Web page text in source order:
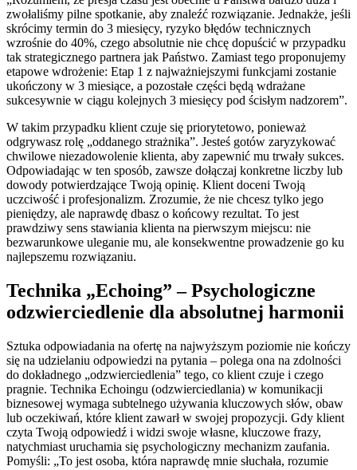
zwołaliśmy pilne spotkanie, aby znaleźć rozwiązanie. Jednakże, jeśli
skrócimy termin do 3 miesięcy, ryzyko błędów technicznych
wzrośnie do 40%, czego absolutnie nie chcę dopuścić w przypadku
tak strategicznego partnera jak Państwo. Zamiast tego proponujemy
etapowe wdrożenie: Etap 1 z najważniejszymi funkcjami zostanie
ukończony w 3 miesiące, a pozostałe części będą wdrażane
sukcesywnie w ciągu kolejnych 3 miesięcy pod ścisłym nadzorem”.
W takim przypadku klient czuje się priorytetowo, ponieważ
odgrywasz rolę „oddanego strażnika”. Jesteś gotów zaryzykować
chwilowe niezadowolenie klienta, aby zapewnić mu trwały sukces.
Odpowiadając w ten sposób, zawsze dołączaj konkretne liczby lub
dowody potwierdzające Twoją opinię. Klient doceni Twoją
uczciwość i profesjonalizm. Zrozumie, że nie chcesz tylko jego
pieniędzy, ale naprawdę dbasz o końcowy rezultat. To jest
prawdziwy sens stawiania klienta na pierwszym miejscu: nie
bezwarunkowe uleganie mu, ale konsekwentne prowadzenie go ku
najlepszemu rozwiązaniu.
Technika „Echoing” – Psychologiczne
odzwierciedlenie dla absolutnej harmonii
Sztuka odpowiadania na ofertę na najwyższym poziomie nie kończy
się na udzielaniu odpowiedzi na pytania – polega ona na zdolności
do dokładnego „odzwierciedlenia” tego, co klient czuje i czego
pragnie. Technika Echoingu (odzwierciedlania) w komunikacji
biznesowej wymaga subtelnego używania kluczowych słów, obaw
lub oczekiwań, które klient zawarł w swojej propozycji. Gdy klient
czyta Twoją odpowiedź i widzi swoje własne, kluczowe frazy,
natychmiast uruchamia się psychologiczny mechanizm zaufania.
Pomyśli: „To jest osoba, która naprawdę mnie słuchała, rozumie